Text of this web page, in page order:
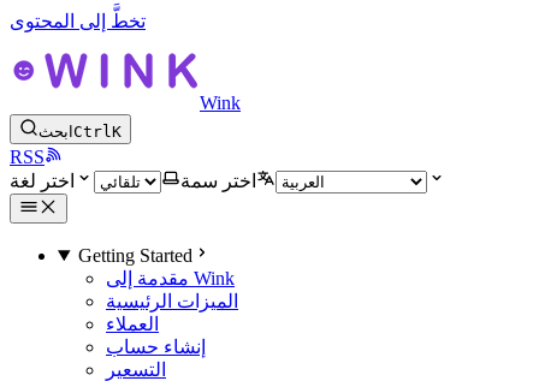
تخطَّ إلى المحتوى
Wink
ابحث CtrlK
RSS
اختر سمة
اختر لغة
Getting Started
مقدمة إلى Wink
الميزات الرئيسية
العملاء
إنشاء حساب
التسعير